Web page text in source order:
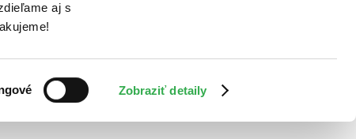
aj s
Zobraziť detaily